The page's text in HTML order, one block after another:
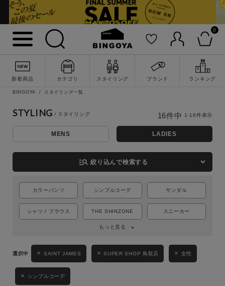
0
新着商品 カテゴリ スタイリング ブランド ランキング
詳細検索
BINGOYA スタイリング一覧
STYLING
MENS LADIES
manage_search 絞り込んで検索する
カラーパンツ シンプルコーデ サンダル
シャツ / ブラウス THE SHINZONE スニーカー
もっと見る
SAINT JAMES SUPER SHOP 鳥取店 女性
シンプルコーデ
16件中 1-16件表示